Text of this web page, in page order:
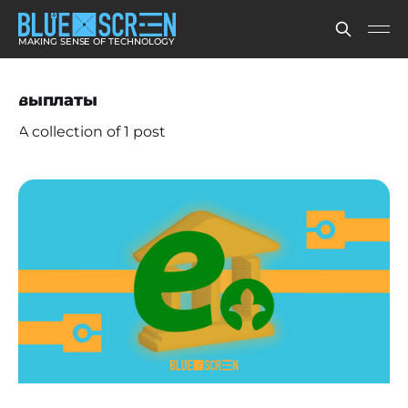
MAKING SENSE OF TECHNOLOGY
выплаты
A collection of 1 post